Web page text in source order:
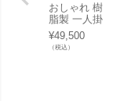
おしゃれ 樹
脂製 一人掛
け「シング
ルソファ ケ
ター（KET
¥49,500
（税込）